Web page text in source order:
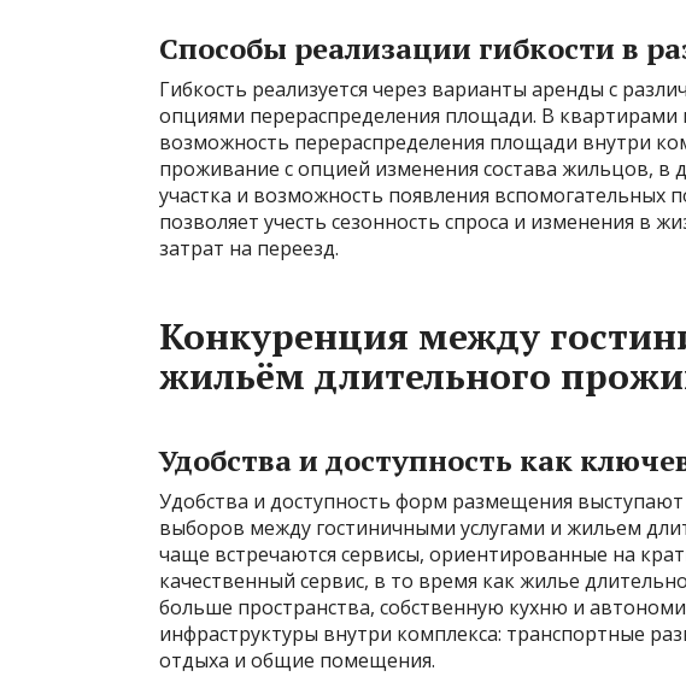
Способы реализации гибкости в
Гибкость реализуется через варианты аренды с
опциями перераспределения площади. В квартирами
возможность перераспределения площади внутри
проживание с опцией изменения состава жильцов, в
участка и возможность появления вспомогательных
позволяет учесть сезонность спроса и изменения в
затрат на переезд.
Конкуренция между
жильём длительного
Удобства и доступность как
Удобства и доступность форм размещения
выборов между гостиничными услугами и жильем
чаще встречаются сервисы, ориентированные на
качественный сервис, в то время как жилье
больше пространства, собственную кухню и
инфраструктуры внутри комплекса: транспортные
отдыха и общие помещения.